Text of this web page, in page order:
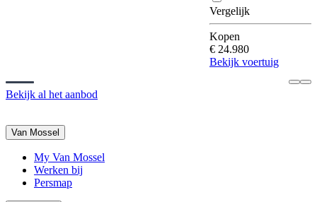
Vergelijk
Kopen
€ 24.980
Bekijk voertuig
Bekijk al het aanbod
Van Mossel
My Van Mossel
Werken bij
Persmap